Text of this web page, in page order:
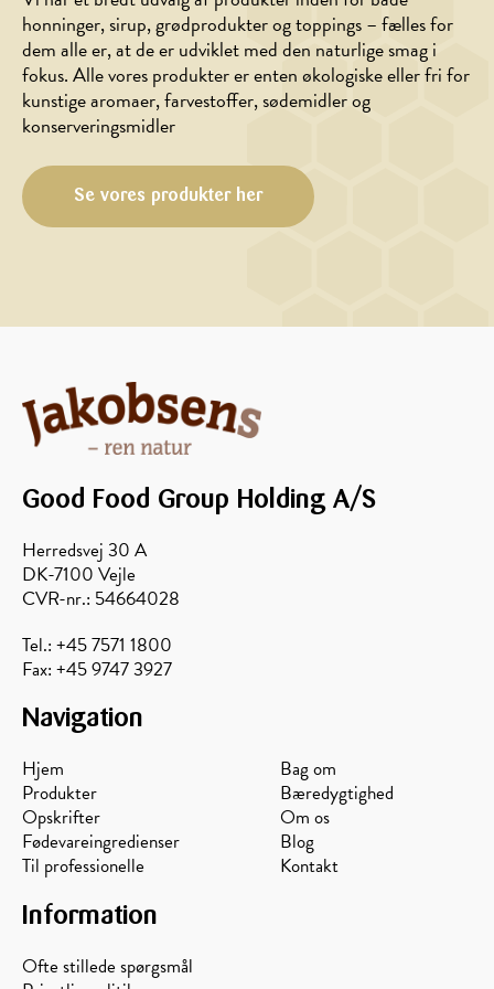
BAGNING,
JUL/NYTÅR
Brunkager
BAGNING
Grove
sandwichboller
honninger, sirup, grødprodukter og toppings – fælles for
dem alle er, at de er udviklet med den naturlige smag i
fokus. Alle vores produkter er enten økologiske eller fri for
kunstige aromaer, farvestoffer, sødemidler og
konserveringsmidler
Se vores produkter her
Good Food Group Holding A/S
Herredsvej 30 A
DK-7100 Vejle
CVR-nr.: 54664028
Tel.: +45 7571 1800
Fax: +45 9747 3927
Navigation
Hjem
Produkter
Opskrifter
Fødevareingredienser
Til professionelle
Bag om
Bæredygtighed
Om os
Blog
Kontakt
Information
Ofte stillede spørgsmål